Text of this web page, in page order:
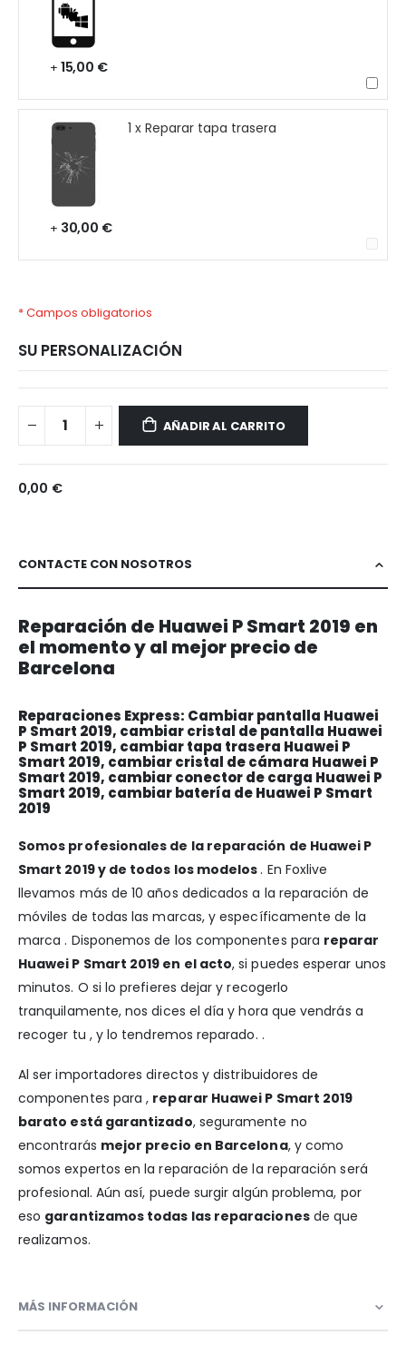
+ 15,00 €
1 x Reparar tapa trasera
+ 30,00 €
* Campos obligatorios
SU PERSONALIZACIÓN
AÑADIR AL CARRITO
0,00 €
CONTACTE CON NOSOTROS
Reparación de Huawei P Smart 2019 en
el momento y al mejor precio de
Barcelona
Reparaciones Express: Cambiar pantalla Huawei
P Smart 2019, cambiar cristal de pantalla Huawei
P Smart 2019, cambiar tapa trasera Huawei P
Smart 2019, cambiar cristal de cámara Huawei P
Smart 2019, cambiar conector de carga Huawei P
Smart 2019, cambiar batería de Huawei P Smart
2019
Somos profesionales de la reparación de Huawei P
Smart 2019 y de todos los modelos. En Foxlive
llevamos más de 10 años dedicados a la reparación de
móviles de todas las marcas, y específicamente de la
marca . Disponemos de los componentes para reparar
Huawei P Smart 2019 en el acto, si puedes esperar unos
minutos. O si lo prefieres dejar y recogerlo
tranquilamente, nos dices el día y hora que vendrás a
recoger tu , y lo tendremos reparado. .
Al ser importadores directos y distribuidores de
componentes para , reparar Huawei P Smart 2019
barato está garantizado, seguramente no
encontrarás mejor precio en Barcelona, y como
somos expertos en la reparación de la reparación será
profesional. Aún así, puede surgir algún problema, por
eso garantizamos todas las reparacionesde que
realizamos.
MÁS INFORMACIÓN